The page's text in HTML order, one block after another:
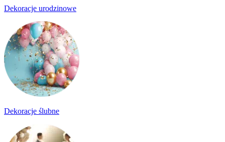
Dekoracje urodzinowe
Dekoracje ślubne